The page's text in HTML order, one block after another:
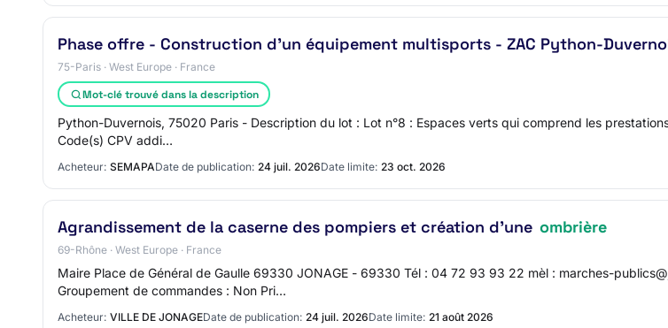
Phase offre - Construction d'un équipement multisports - ZAC Python-
75-Paris · West Europe · France
Mot-clé trouvé dans la description
Python-Duvernois, 75020 Paris - Description du lot : Lot n°8 : Espaces verts qui comprend les
Code(s) CPV addi…
Acheteur: SEMAPADate de publication: 24 juil. 2026Date limite: 23 oct. 2026
Agrandissement de la caserne des pompiers et création d'une ombrière
69-Rhône · West Europe · France
Maire Place de Général de Gaulle 69330 JONAGE - 69330 Tél : 04 72 93 93 22 mèl : marches-
Groupement de commandes : Non Pri…
Acheteur: VILLE DE JONAGEDate de publication: 24 juil. 2026Date limite: 21 août 2026